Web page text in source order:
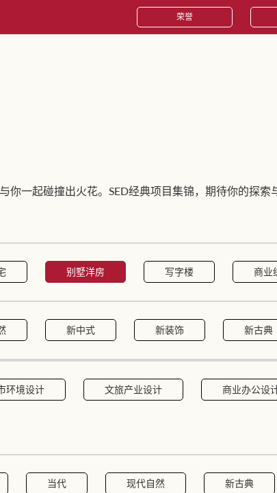
荣誉
一起碰撞出火花。SED经典项目集锦，期待你的探索
别墅洋房 写字楼 商业
新中式 新装饰 新古典
环境设计 文旅产业设计 商业办公设
当代 现代自然 新古典